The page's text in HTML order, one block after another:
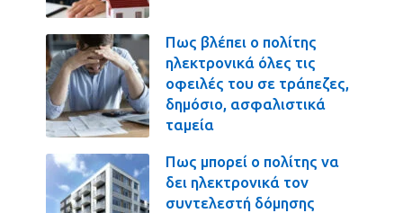
Πως βλέπει ο πολίτης
ηλεκτρονικά όλες τις
οφειλές του σε τράπεζες,
δημόσιο, ασφαλιστικά
ταμεία
Πως μπορεί ο πολίτης να
δει ηλεκτρονικά τον
συντελεστή δόμησης